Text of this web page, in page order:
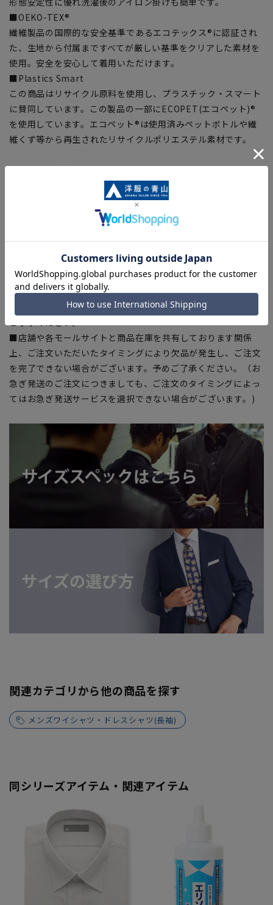
■OEKO-TEX®
繊維製品の国際的な安全基準であるエコテックス®に認証され
た、生地から付属まですべてが厳しい基準をクリアした素材を
使用。安全を安心して着用いただけます。
■Plastics Smart
この商品はリサイクル原料を使用し、プラスチック・スマート
に賛同しています。この製品の一部にECOPET(エコペット)®
を使用しています。エコペット®は使用済みペットボトルや繊
維くず等から再生されたリサイクルポリエステル素材です。
【シルエット】《細め(スリム)》 (当社比)
【商品に関するご注意】
■ゆとり感には個人差があります。サイズ表を確認の上、ご購
入の目安としてご利用ください。
■ブラウザやお使いのモニター環境、室内外等の撮影時の環境
下での光加減により、実際の商品と掲載画像の色味が異なる場
合がございます。
■平置き・メジャーでの採寸の為、素材や仕様等により実際の
商品とサイズ表に若干の誤差が生じる場合がございます。予め
■店舗や各モールサイトと商品在庫を共有しております関係
上、ご注文いただいたタイミングにより欠品が発生し、ご注文
を完了できない場合がございます。予めご了承ください。（お
急ぎ発送のご注文につきましても、ご注文のタイミングによっ
てはお急ぎ発送サービスを選択できない場合がございます。)
関連カテゴリから他の商品を探す
メンズワイシャツ・ドレスシャツ(長袖)
同シリーズアイテム・関連アイテム